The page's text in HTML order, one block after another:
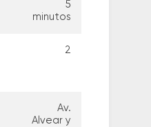
5
minutos
2
Av.
Alvear y